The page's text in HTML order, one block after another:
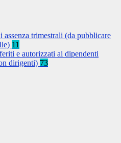
assenza trimestrali (da pubblicare
11
e autorizzati ai dipendenti
dirigenti) 73